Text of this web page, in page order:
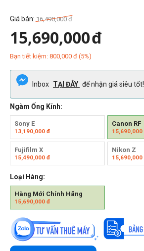
Giá bán: 16,490,000 đ
15,690,000đ
Bạn tiết kiệm: 800,000 đ (5%)
Inbox TẠI ĐÂY để nhận giá siêu tốt!
Ngàm Ống Kính:
Sony E
13,190,000 đ
Canon RF
15,690,000
Fujifilm X
15,490,000 đ
Nikon Z
15,690,000
Loại Hàng:
Hàng Mới Chính Hãng
15,690,000 đ